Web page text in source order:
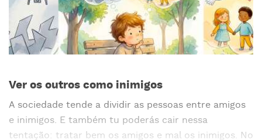
Ver os outros como inimigos
A sociedade tende a dividir as pessoas entre amigos
e inimigos. E também tu poderás cair nessa
tentação: tratar bem os amigos e mal os inimigos. No